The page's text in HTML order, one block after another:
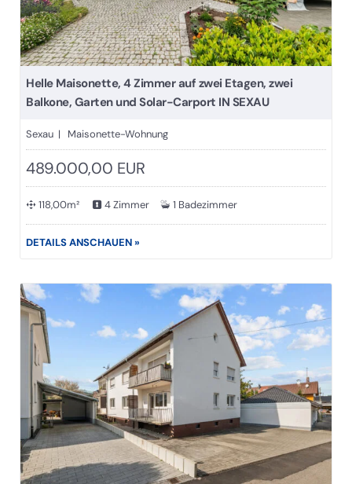
Helle Maisonette, 4 Zimmer auf zwei Etagen, zwei
Balkone, Garten und Solar-Carport IN SEXAU
Sexau | Maisonette-Wohnung
489.000,00 EUR
118,00m² 4 Zimmer 1 Badezimmer
DETAILS ANSCHAUEN »